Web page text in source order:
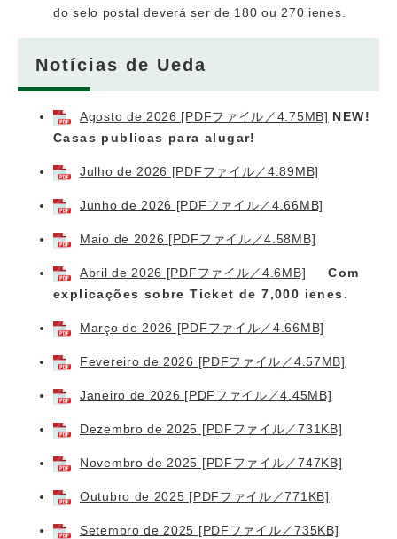
do selo postal deverá ser de 180 ou 270 ienes.
Notícias de Ueda
Agosto de 2026 [PDFファイル／4.75MB] NEW!
Casas publicas para alugar!
Julho de 2026 [PDFファイル／4.89MB]
Junho de 2026 [PDFファイル／4.66MB]
Maio de 2026 [PDFファイル／4.58MB]
Abril de 2026 [PDFファイル／4.6MB]
Com
explicações sobre Ticket de 7,000 ienes.
Março de 2026 [PDFファイル／4.66MB]
Fevereiro de 2026 [PDFファイル／4.57MB]
Janeiro de 2026 [PDFファイル／4.45MB]
Dezembro de 2025 [PDFファイル／731KB]
Novembro de 2025 [PDFファイル／747KB]
Outubro de 2025 [PDFファイル／771KB]
Setembro de 2025 [PDFファイル／735KB]